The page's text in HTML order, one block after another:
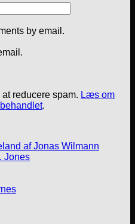
by email.
reducere spam. Læs om
.
af Jonas Wilmann
Jones